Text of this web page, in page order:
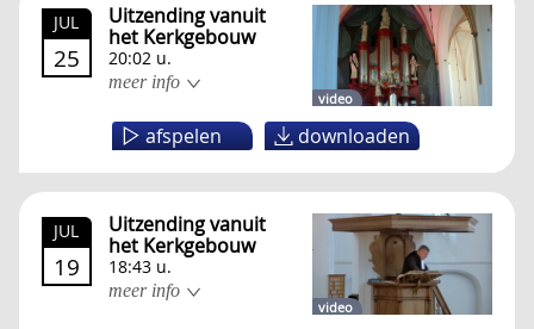
video
JUL
25
Uitzending vanuit
het Kerkgebouw
20:02 u.
meer info
afspelen downloaden
video
JUL
19
Uitzending vanuit
het Kerkgebouw
18:43 u.
meer info